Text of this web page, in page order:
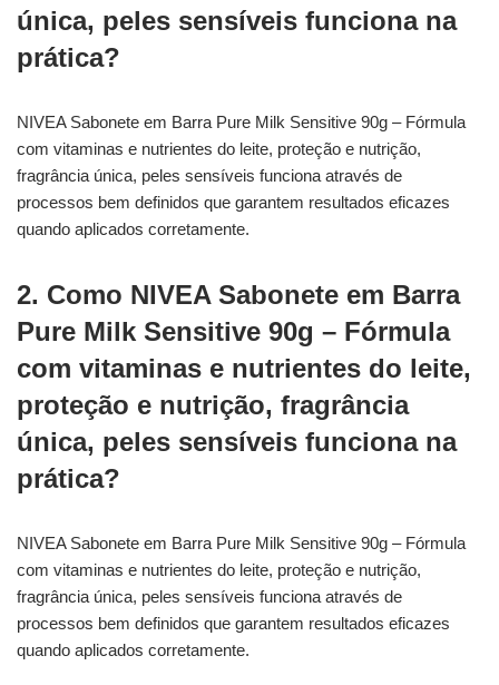
única, peles sensíveis funciona na
prática?
NIVEA Sabonete em Barra Pure Milk Sensitive 90g – Fórmula
com vitaminas e nutrientes do leite, proteção e nutrição,
fragrância única, peles sensíveis funciona através de
processos bem definidos que garantem resultados eficazes
quando aplicados corretamente.
2. Como NIVEA Sabonete em Barra
Pure Milk Sensitive 90g – Fórmula
com vitaminas e nutrientes do leite,
proteção e nutrição, fragrância
única, peles sensíveis funciona na
prática?
NIVEA Sabonete em Barra Pure Milk Sensitive 90g – Fórmula
com vitaminas e nutrientes do leite, proteção e nutrição,
fragrância única, peles sensíveis funciona através de
processos bem definidos que garantem resultados eficazes
quando aplicados corretamente.